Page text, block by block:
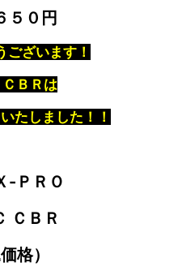
５０円
ございます！
ＣＢＲは
たしました！！
ＰＲＯ
ＣＢＲ
格）